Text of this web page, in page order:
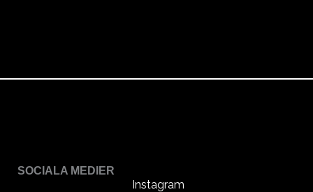
SOCIALA MEDIER
Instagram